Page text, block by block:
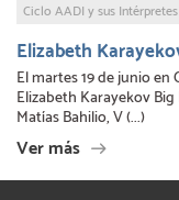
Ciclo AADI y sus Intérpretes
Elizabeth
El martes 19 de junio en
Elizabeth Karayekov
Matías Bahilio, V (...)
Ver más